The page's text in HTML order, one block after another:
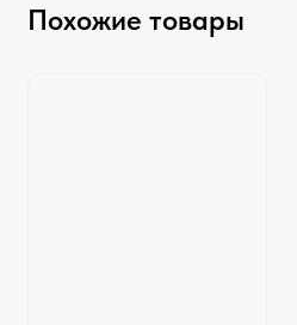
Похожие товары